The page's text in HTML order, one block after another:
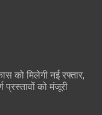
को मिलेगी नई रफ्तार,
प्रस्तावों को मंजूरी